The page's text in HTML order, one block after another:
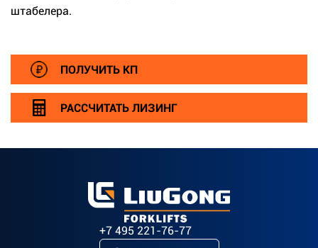
штабелера.
ПОЛУЧИТЬ КП
РАССЧИТАТЬ ЛИЗИНГ
+7 495 221-76-77